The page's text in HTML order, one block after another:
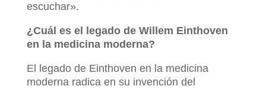
escuchar».
¿Cuál es el legado de Willem Einthoven
en la medicina moderna?
El legado de Einthoven en la medicina
moderna radica en su invención del